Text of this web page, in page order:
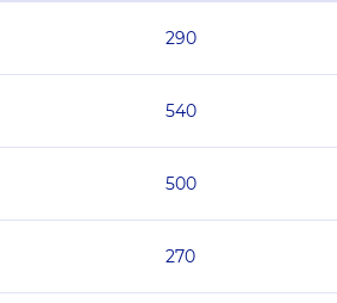
290
540
500
270